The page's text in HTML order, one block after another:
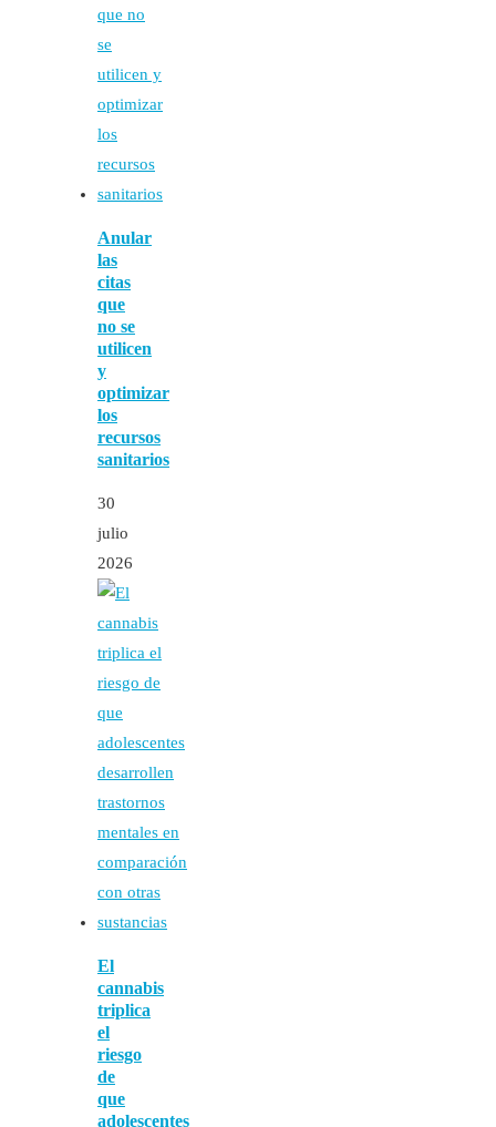
Anular
las
citas
que
no se
utilicen
y
optimizar
los
recursos
sanitarios
30
julio
2026
El
cannabis
triplica
el
riesgo
de
que
adolescentes